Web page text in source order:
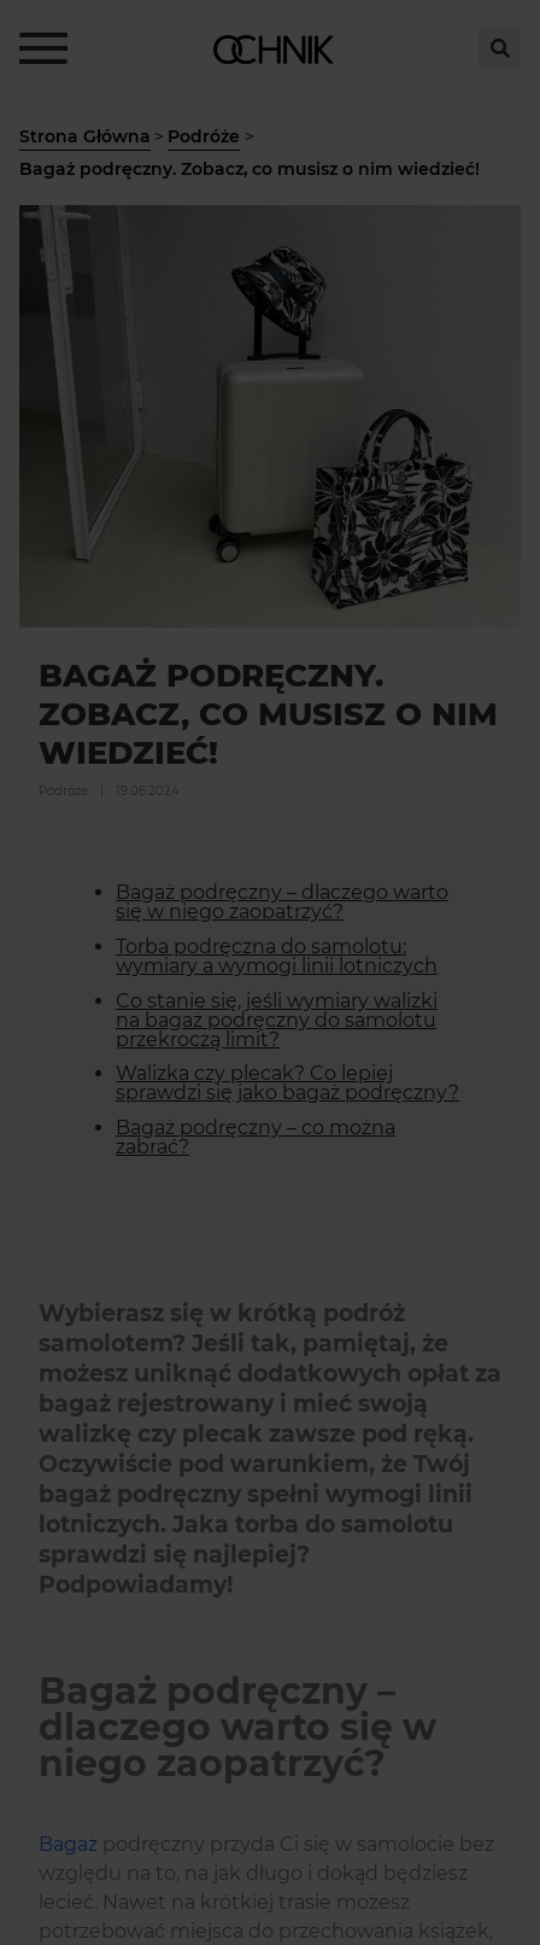
Strona Główna > Podróże >
Bagaż podręczny. Zobacz, co musisz o nim wiedzieć!
BAGAŻ PODRĘCZNY.
ZOBACZ, CO MUSISZ O NIM
WIEDZIEĆ!
Podróże 19.06.2024
Bagaż podręczny – dlaczego warto
się w niego zaopatrzyć?
Torba podręczna do samolotu:
wymiary a wymogi linii lotniczych
Co stanie się, jeśli wymiary walizki
na bagaż podręczny do samolotu
przekroczą limit?
Walizka czy plecak? Co lepiej
sprawdzi się jako bagaż podręczny?
Bagaż podręczny – co można
zabrać?
Wybierasz się w krótką podróż
samolotem? Jeśli tak, pamiętaj, że
możesz uniknąć dodatkowych opłat za
bagaż rejestrowany i mieć swoją
walizkę czy plecak zawsze pod ręką.
Oczywiście pod warunkiem, że Twój
bagaż podręczny spełni wymogi linii
lotniczych. Jaka torba do samolotu
sprawdzi się najlepiej?
Podpowiadamy!
Bagaż podręczny –
dlaczego warto się w
niego zaopatrzyć?
Bagaż podręczny przyda Ci się w samolocie bez
względu na to, na jak długo i dokąd będziesz
lecieć. Nawet na krótkiej trasie możesz
potrzebować miejsca do przechowania książek,